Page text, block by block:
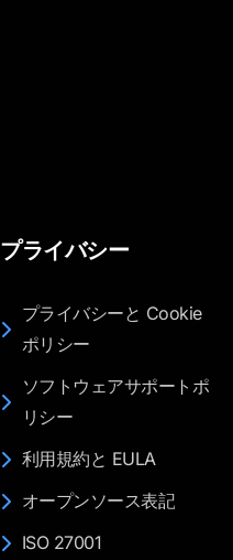
プライバシー
プライバシーと Cookie
ポリシー
ソフトウェアサポートポ
リシー
利用規約と EULA
オープンソース表記
ISO 27001